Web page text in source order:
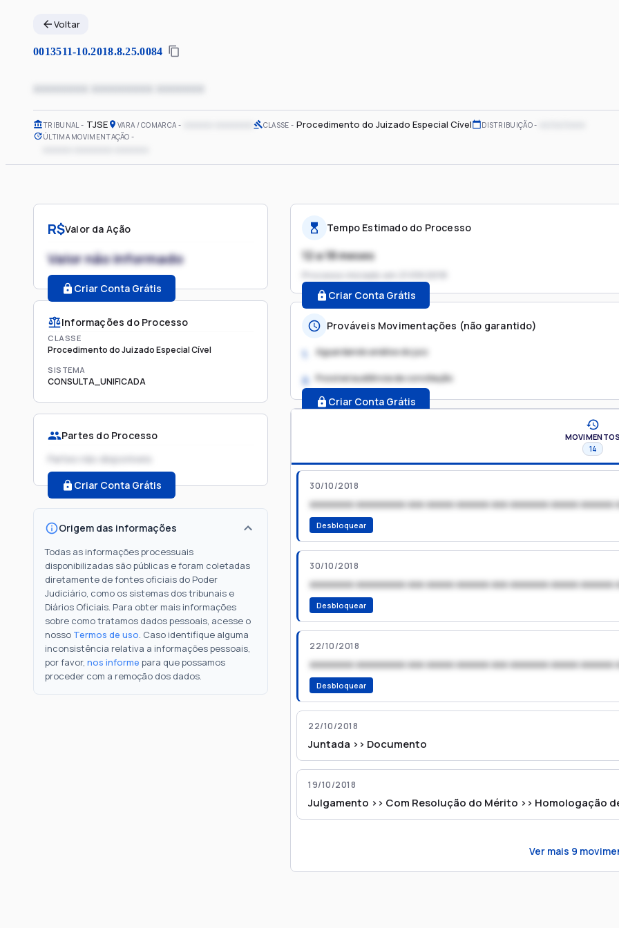
Voltar
0013511-10.2018.8.25.0084
xxxxxxxx xxxxxxxxx xxxxxxx
TRIBUNAL TJSE VARA / COMARCA CLASSE Procedimento do Juizado Especial Cível DISTRIBUIÇÃO
ÚLTIMA MOVIMENTAÇÃO
R$Valor da Ação
Valor não informado
Criar Conta Grátis
Informações do Processo
CLASSE
Procedimento do Juizado Especial Cível
SISTEMA
CONSULTA_UNIFICADA
Partes do Processo
Partes não disponíveis
Criar Conta Grátis
Origem das informações
Todas as informações processuais
disponibilizadas são públicas e foram coletadas
diretamente de fontes oficiais do Poder
Judiciário, como os sistemas dos tribunais e
Diários Oficiais. Para obter mais informações
sobre como tratamos dados pessoais, acesse o
nosso Termos de uso. Caso identifique alguma
inconsistência relativa a informações pessoais,
por favor, nos informe para que possamos
proceder com a remoção dos dados.
Tempo Estimado do Processo
12 a 18 meses
Processo iniciado em
Criar Conta Grátis
Prováveis Movimentações (não garantido)
1. Aguardando análise do juiz
2. Possível audiência de conciliação
Criar Conta Grátis
MOVIMENTOS
14
30/10/2018
xxxxxxxx xxxxxxxxx xxx xxxxx xxxxxx xxx xxxxxxx xxxxx xxxxxx
Desbloquear
30/10/2018
xxxxxxxx xxxxxxxxx xxx xxxxx xxxxxx xxx xxxxxxx xxxxx xxxxxx
Desbloquear
22/10/2018
xxxxxxxx xxxxxxxxx xxx xxxxx xxxxxx xxx xxxxxxx xxxxx xxxxxx
Desbloquear
22/10/2018
Juntada >> Documento
19/10/2018
Julgamento >> Com Resolução do Mérito >> Homologação
Ver mais 9